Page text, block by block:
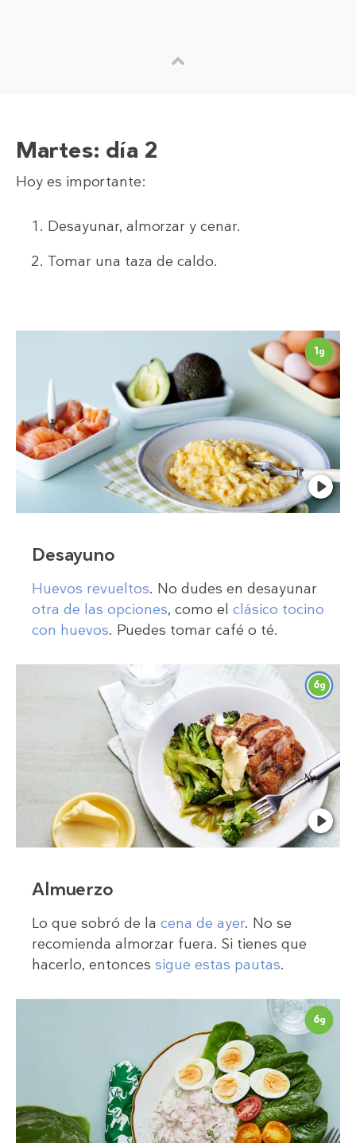
Martes: día 2
Hoy es importante:
Desayunar, almorzar y cenar.
Tomar una taza de caldo.
1g
Desayuno
Huevos revueltos. No dudes en desayunar
otra de las opciones, como el clásico tocino
con huevos. Puedes tomar café o té.
6g
Almuerzo
Lo que sobró de la cena de ayer. No se
recomienda almorzar fuera. Si tienes que
hacerlo, entonces sigue estas pautas.
6g